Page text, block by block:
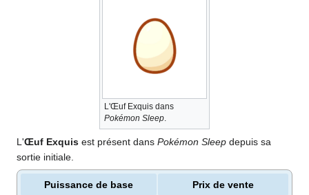
L'Œuf Exquis dans
Pokémon Sleep.
L'Œuf Exquis est présent dans Pokémon Sleep depuis sa
sortie initiale.
Puissance de base Prix de vente